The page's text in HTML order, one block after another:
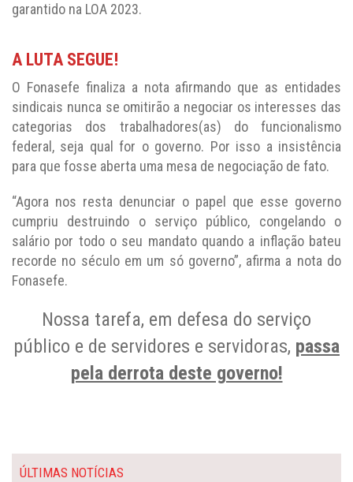
garantido na LOA 2023.
A LUTA SEGUE!
O Fonasefe finaliza a nota afirmando que as entidades
sindicais nunca se omitirão a negociar os interesses das
categorias dos trabalhadores(as) do funcionalismo
federal, seja qual for o governo. Por isso a insistência
para que fosse aberta uma mesa de negociação de fato.
“Agora nos resta denunciar o papel que esse governo
cumpriu destruindo o serviço público, congelando o
salário por todo o seu mandato quando a inflação bateu
recorde no século em um só governo”, afirma a nota do
Fonasefe.
Nossa tarefa, em defesa do serviço
público e de servidores e servidoras, passa
pela derrota deste governo!
ÚLTIMAS NOTÍCIAS